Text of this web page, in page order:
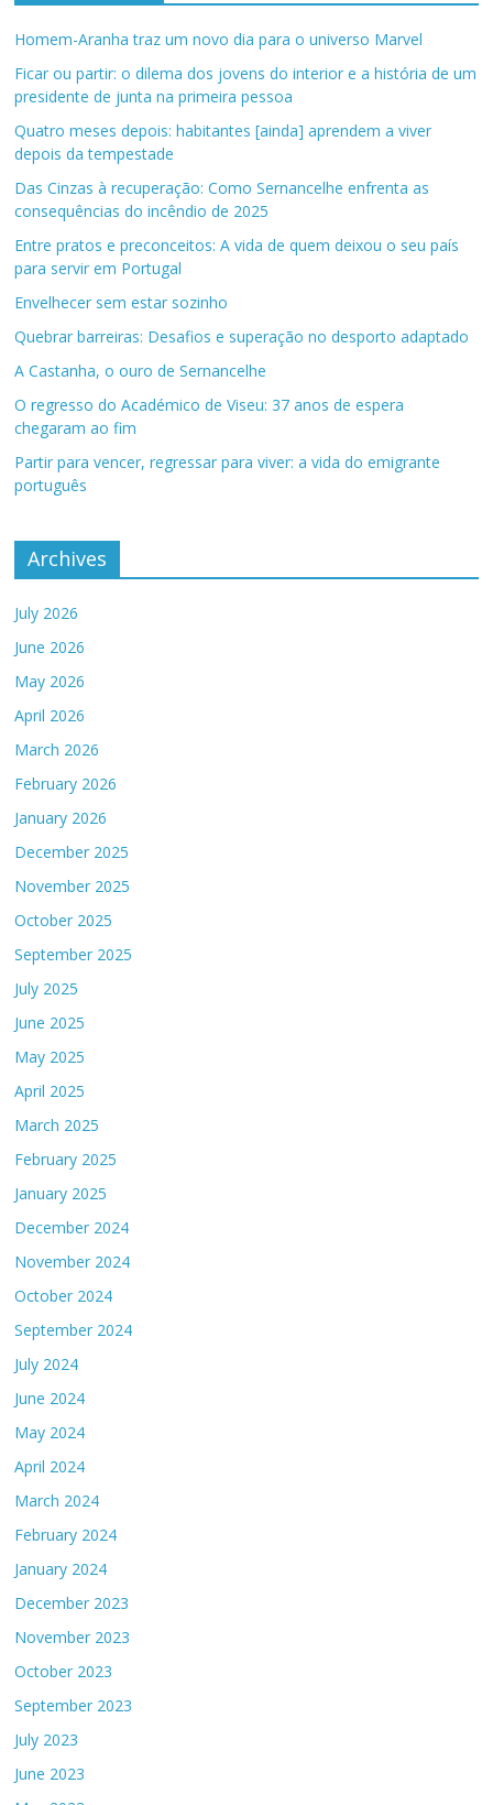
Homem-Aranha traz um novo dia para o universo Marvel
Ficar ou partir: o dilema dos jovens do interior e a história de um
presidente de junta na primeira pessoa
Quatro meses depois: habitantes [ainda] aprendem a viver
depois da tempestade
Das Cinzas à recuperação: Como Sernancelhe enfrenta as
consequências do incêndio de 2025
Entre pratos e preconceitos: A vida de quem deixou o seu país
para servir em Portugal
Envelhecer sem estar sozinho
Quebrar barreiras: Desafios e superação no desporto adaptado
A Castanha, o ouro de Sernancelhe
O regresso do Académico de Viseu: 37 anos de espera
chegaram ao fim
Partir para vencer, regressar para viver: a vida do emigrante
português
Archives
July 2026
June 2026
May 2026
April 2026
March 2026
February 2026
January 2026
December 2025
November 2025
October 2025
September 2025
July 2025
June 2025
May 2025
April 2025
March 2025
February 2025
January 2025
December 2024
November 2024
October 2024
September 2024
July 2024
June 2024
May 2024
April 2024
March 2024
February 2024
January 2024
December 2023
November 2023
October 2023
September 2023
July 2023
June 2023